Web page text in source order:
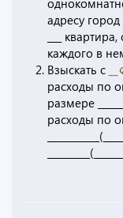
адресу город
___
каждого в
Взыскать с
расходы по
размере
расходы по